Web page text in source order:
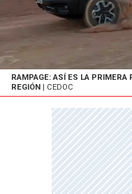
RAMPAGE: ASÍ ES LA PRIMERA
REGIÓN
| CEDOC